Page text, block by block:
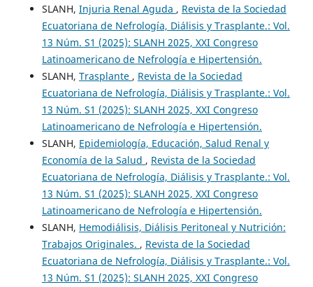
SLANH, Injuria Renal Aguda , Revista de la Sociedad
Ecuatoriana de Nefrología, Diálisis y Trasplante.: Vol.
13 Núm. S1 (2025): SLANH 2025, XXI Congreso
Latinoamericano de Nefrología e Hipertensión.
SLANH, Trasplante , Revista de la Sociedad
Ecuatoriana de Nefrología, Diálisis y Trasplante.: Vol.
13 Núm. S1 (2025): SLANH 2025, XXI Congreso
Latinoamericano de Nefrología e Hipertensión.
SLANH, Epidemiología, Educación, Salud Renal y
Economía de la Salud , Revista de la Sociedad
Ecuatoriana de Nefrología, Diálisis y Trasplante.: Vol.
13 Núm. S1 (2025): SLANH 2025, XXI Congreso
Latinoamericano de Nefrología e Hipertensión.
SLANH, Hemodiálisis, Diálisis Peritoneal y Nutrición:
Trabajos Originales. , Revista de la Sociedad
Ecuatoriana de Nefrología, Diálisis y Trasplante.: Vol.
13 Núm. S1 (2025): SLANH 2025, XXI Congreso